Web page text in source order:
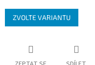
Měrná
cena:
ZVOLTE VARIANTU